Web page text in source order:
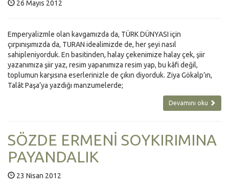
26 Mayıs 2012
Emperyalizmle olan kavgamızda da, TÜRK DÜNYASI için
çırpınışımızda da, TURAN idealimizde de, her şeyi nasıl
sahipleniyorduk. En basitinden, halay çekenimize halay çek, şiir
yazanımıza şiir yaz, resim yapanımıza resim yap, bu kâfi değil,
toplumun karşısına eserlerinizle de çıkın diyorduk. Ziya Gökalp’ın,
Talât Paşa’ya yazdığı manzumelerde;
Devamını oku
SÖZDE ERMENİ SOYKIRIMINA
PAYANDALIK
23 Nisan 2012